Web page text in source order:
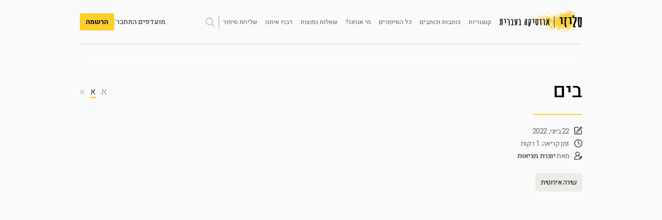
קטגוריות כותבות וכותבים כל הסיפורים מי אנחנו? שאלות נפוצות דברו איתנו שליחת סיפור מועדפים|התחבר| הרשמה
בים א א א
22 ביוני, 2022
זמן קריאה: 1 דקות
מאתיוצרת מציאות
שירה אירוטית